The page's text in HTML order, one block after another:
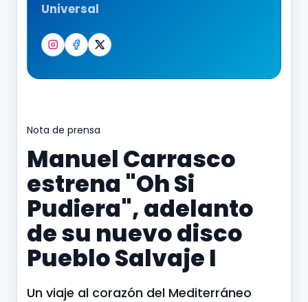
Universal
Instagram
Facebook
X
Nota de prensa
Manuel Carrasco
estrena "Oh Si
Pudiera", adelanto
de su nuevo disco
Pueblo Salvaje I
Un viaje al corazón del Mediterráneo